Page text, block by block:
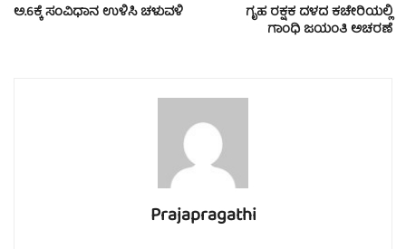
ಅ.6ಕ್ಕೆ ಸಂವಿಧಾನ ಉಳಿಸಿ ಚಳುವಳಿ ಗೃಹ ರಕ್ಷಕ ದಳದ ಕಚೇರಿಯಲ್ಲಿ
ಗಾಂಧಿ ಜಯಂತಿ ಅಚರಣೆ
Prajapragathi